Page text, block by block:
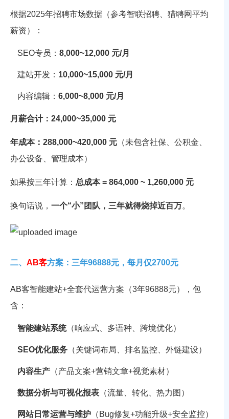
根据2025年招聘市场数据（参考智联招聘、猎聘网平均
薪资）：
SEO专员： 8,000~12,000 元/月
建站开发： 10,000~15,000 元/月
内容编辑： 6,000~8,000 元/月
月薪合计：24,000~35,000 元
年成本：288,000~420,000 元 （未包含社保、公积金、
办公设备、管理成本）
如果按三年计算： 总成本 = 864,000 ~ 1,260,000 元
换句话说， 一个“小”团队，三年就得烧掉近百万。
二、 AB客方案：三年96888元，每月仅2700元
AB客智能建站+全套代运营方案（3年96888元），包
含：
智能建站系统（响应式、多语种、跨境优化）
SEO优化服务 （关键词布局、排名监控、外链建设）
内容生产 （产品文案+营销文章+视觉素材）
数据分析与可视化报表 （流量、转化、热力图）
网站日常运营与维护 （Bug修复+功能升级+安全监控）